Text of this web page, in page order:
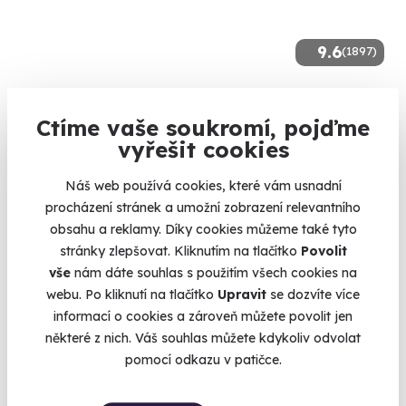
Ctíme vaše soukromí, pojďme
vyřešit cookies
Náš web používá cookies, které vám usnadní
procházení stránek a umožní zobrazení relevantního
obsahu a reklamy. Díky cookies můžeme také tyto
stránky zlepšovat. Kliknutím na tlačítko Povolit
vše nám dáte souhlas s použitím všech cookies na
webu. Po kliknutí na tlačítko Upravit se dozvíte více
informací o cookies a zároveň můžete povolit jen
některé z nich. Váš souhlas můžete kdykoliv odvolat
pomocí odkazu v patičce.
9.6(1897)
Dechberoucí výhled a nezapomenutelný zážitek
Bouzov (+ 40 dalších lokalit)
3 490 Kč
2 590 Kč
Zobrazit zážitky na mapě
Mít děti je zážitek na celý život. No není-liž pravda? Tak co
takhle dětem také nějaké ty zážitky také dopřát? Sice si je
mezí, ale občas nějaká inspirace pro rodiče nezaškodí.